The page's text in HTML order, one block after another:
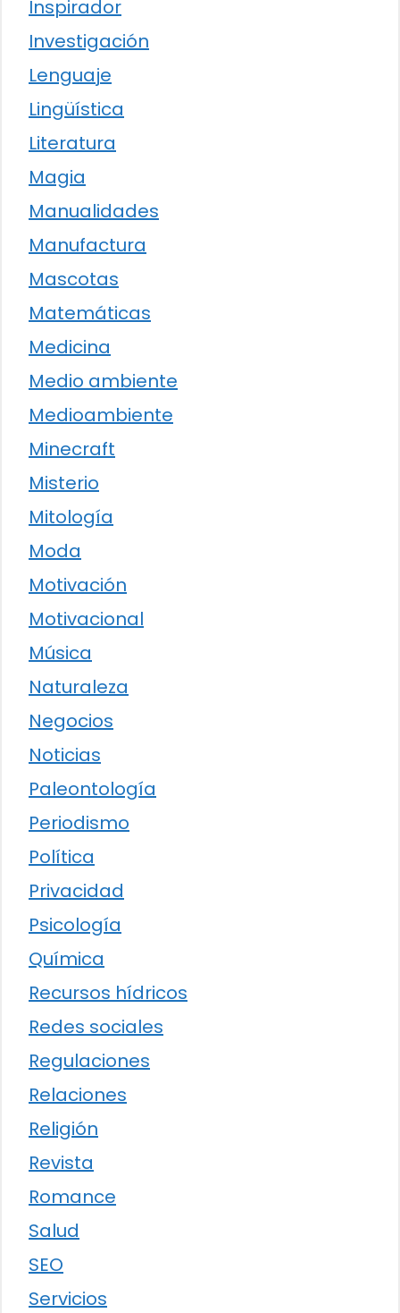
Inspirador
Investigación
Lenguaje
Lingüística
Literatura
Magia
Manualidades
Manufactura
Mascotas
Matemáticas
Medicina
Medio ambiente
Medioambiente
Minecraft
Misterio
Mitología
Moda
Motivación
Motivacional
Música
Naturaleza
Negocios
Noticias
Paleontología
Periodismo
Política
Privacidad
Psicología
Química
Recursos hídricos
Redes sociales
Regulaciones
Relaciones
Religión
Revista
Romance
Salud
SEO
Servicios